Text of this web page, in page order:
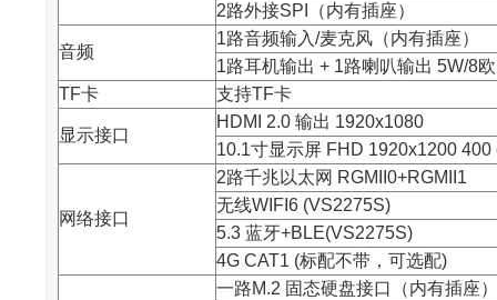
2路外接SPI（内有插座）
音频
1路音频输入/麦克风（内有插座）
1路耳机输出 + 1路喇叭输出 5W/8
TF卡
支持TF卡
显示接口
HDMI 2.0 输出 1920x1080
10.1寸显示屏 FHD 1920x1200 400
网络接口
2路千兆以太网 RGMII0+RGMII1
无线WIFI6 (VS2275S)
5.3 蓝牙+BLE(VS2275S)
4G CAT1 (标配不带，可选配)
一路M.2 固态硬盘接口（内有插座）